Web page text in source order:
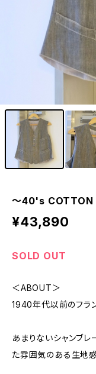
〜40's COTTON
¥43,890
SOLD OUT
＜ABOUT＞
1940年代以前のフラ
あまりないシャンブ
た雰囲気のある生地